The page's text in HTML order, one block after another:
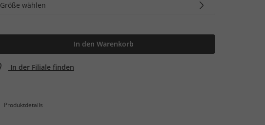
Größe wählen
In den Warenkorb
In der Filiale finden
Produktdetails